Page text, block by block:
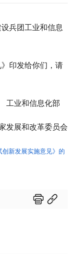
兵团工业和信息
印发给你们，请
工业和信息化部
发展和改革委员会
新发展实施意见》的
 